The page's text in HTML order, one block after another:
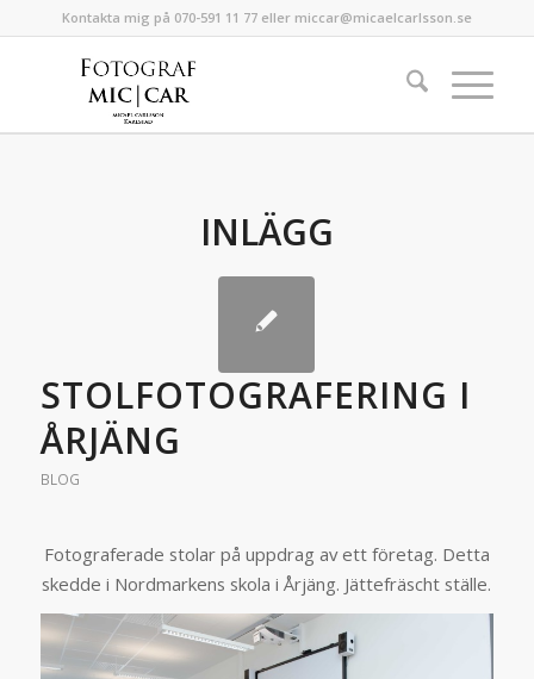
Kontakta mig på 070-591 11 77 eller miccar@micaelcarlsson.se
INLÄGG
STOLFOTOGRAFERING I
ÅRJÄNG
BLOG
Fotograferade stolar på uppdrag av ett företag. Detta
skedde i Nordmarkens skola i Årjäng. Jättefräscht ställe.